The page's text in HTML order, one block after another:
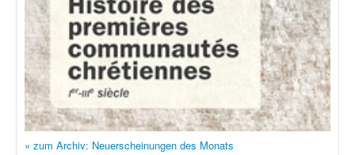
» zum Archiv: Neuerscheinungen des Monats